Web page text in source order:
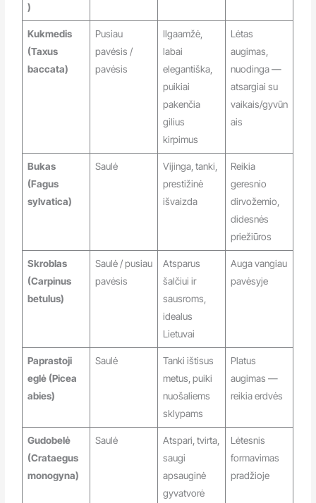
)
Kukmedis
(Taxus
baccata)
Pusiau
pavėsis /
pavėsis
Ilgaamžė,
labai
elegantiška,
puikiai
pakenčia
gilius
kirpimus
Lėtas
augimas,
nuodinga —
atsargiai su
vaikais/gyvūn
ais
Bukas
(Fagus
sylvatica)
Saulė
Vijinga, tanki,
prestižinė
išvaizda
Reikia
geresnio
dirvožemio,
didesnės
priežiūros
Skroblas
(Carpinus
betulus)
Saulė / pusiau
pavėsis
Atsparus
šalčiui ir
sausroms,
idealus
Lietuvai
Auga vangiau
pavėsyje
Paprastoji
eglė (Picea
abies)
Saulė
Tanki ištisus
metus, puiki
nuošaliems
sklypams
Platus
augimas —
reikia erdvės
Gudobelė
(Crataegus
monogyna)
Saulė
Atspari, tvirta,
saugi
apsauginė
gyvatvorė
Lėtesnis
formavimas
pradžioje